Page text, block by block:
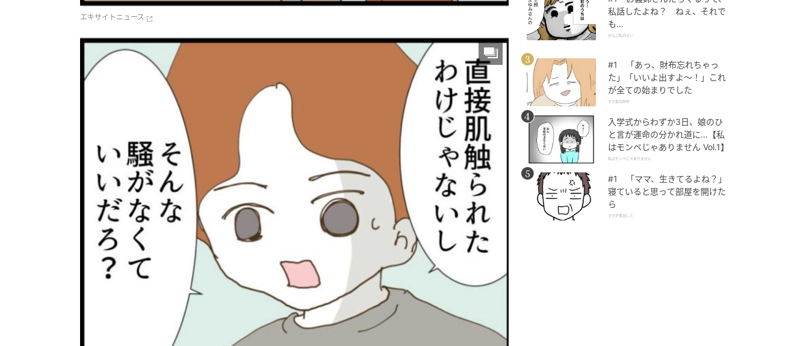
エキサイトニュース
私話したよね？ ねぇ、それで
も…
ぜんぶ私のせい
#1 「あっ、財布忘れちゃっ
た」「いいよ出すよ〜！」これ
が全ての始まりでした
ママ友の財布
入学式からわずか3日、娘のひ
と言が運命の分かれ道に…【私
はモンペじゃありません Vol.1】
私はモンペじゃありません
#1 「ママ、生きてるよね？」
寝ていると思って部屋を開けた
ら
ママが家出した